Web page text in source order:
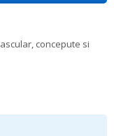
concepute si